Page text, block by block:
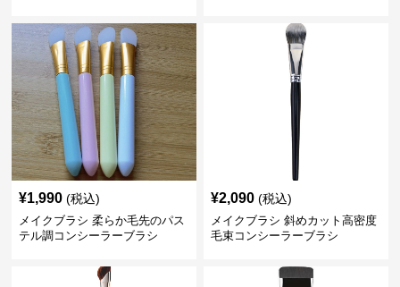
¥1,990 (税込)
メイクブラシ 柔らか毛先のパス
テル調コンシーラーブラシ
¥2,090 (税込)
メイクブラシ 斜めカット高密度
毛束コンシーラーブラシ